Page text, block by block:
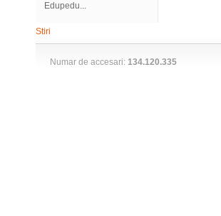
Edupedu...
Stiri
Numar de accesari: 134.120.335